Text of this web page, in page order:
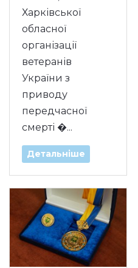
Харківської
обласної
організації
ветеранів
України з
приводу
передчасної
смерті �...
Детальніше